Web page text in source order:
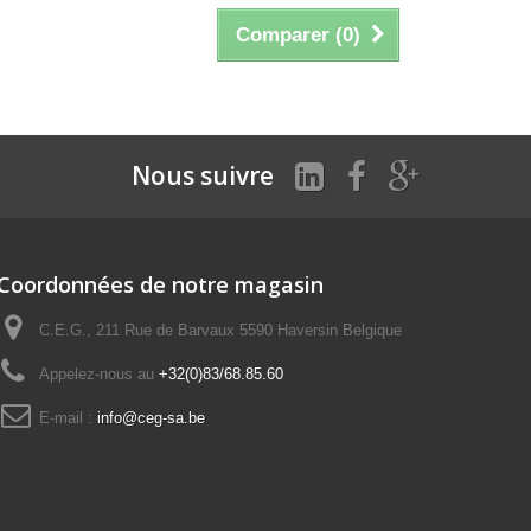
Comparer (0)
Nous suivre
de notre magasin
C.E.G., 211 Rue de Barvaux 5590 Haversin Belgique
Appelez-nous au +32(0)83/68.85.60
E-mail : info@ceg-sa.be